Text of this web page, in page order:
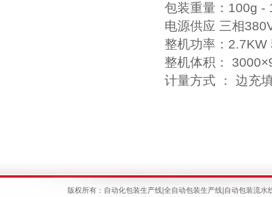
包装重量：100g -
电源供应 三相
整机功率：
整机体积：
计量方式 ： 边充
版权所有： 自动化包装生产线| 全自动包装生产线| 自动包装流水